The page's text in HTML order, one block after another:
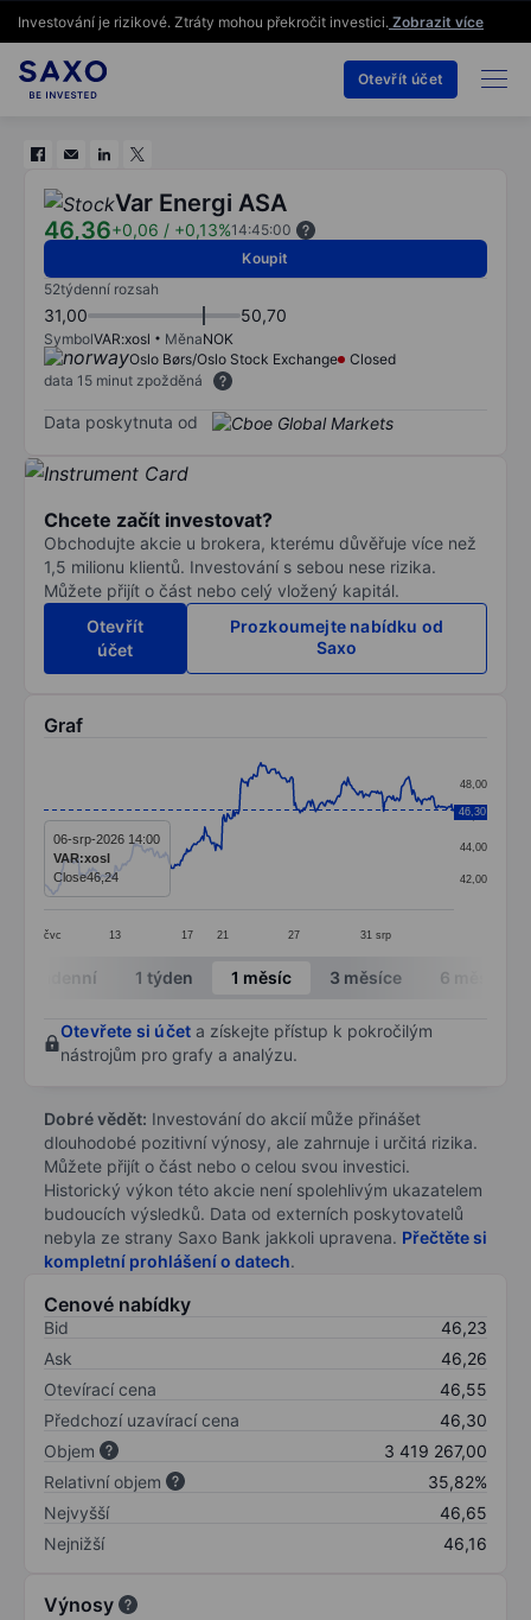
Investování je rizikové. Ztráty mohou překročit investici. Zobrazit více
Otevřít účet
Var Energi ASA
46,36+0,06 / +0,13%14:45:00
Koupit
52týdenní rozsah
31,00 50,70
SymbolVAR:xosl MěnaNOK
Oslo Børs/Oslo Stock Exchange
Closed
data 15 minut zpožděná
Data poskytnuta od
Chcete začít investovat?
Obchodujte akcie u brokera, kterému důvěřuje více než
1,5 milionu klientů. Investování s sebou nese rizika.
Můžete přijít o část nebo celý vložený kapitál.
Otevřít
účet
Prozkoumejte nabídku od
Saxo
Graf
Line chart with 345 data points.
The chart has 1 X axis displaying categories.
The chart has 1 Y axis displaying values. Data
čvc 13 17 21 27 31 srp
42,00
44,00
46,00
48,00
46,30
06-srp-2026 14:00
VAR:xosl
Close46,24
End of interactive chart.
Intradenní 1 týden 1 měsíc 3 měsíce 6 měsíců
Otevřete si účet a získejte přístup k pokročilým
nástrojům pro grafy a analýzu.
Dobré vědět: Investování do akcií může přinášet
dlouhodobé pozitivní výnosy, ale zahrnuje i určitá rizika.
Můžete přijít o část nebo o celou svou investici.
Historický výkon této akcie není spolehlivým ukazatelem
budoucích výsledků. Data od externích poskytovatelů
nebyla ze strany Saxo Bank jakkoli upravena. Přečtěte si
kompletní prohlášení o datech.
Cenové nabídky
Bid
46,23
Ask
46,26
Otevírací cena
46,55
Předchozí uzavírací cena
46,30
Objem
3 419 267,00
Relativní objem
35,82%
Nejvyšší
46,65
Nejnižší
46,16
Výnosy